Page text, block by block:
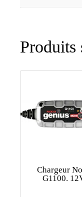
Produits
Chargeur
G1100.